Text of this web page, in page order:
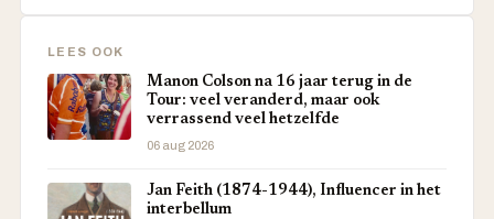
LEES OOK
Manon Colson na 16 jaar terug in de
Tour: veel veranderd, maar ook
verrassend veel hetzelfde
06 aug 2026
Jan Feith (1874-1944), Influencer in het
interbellum